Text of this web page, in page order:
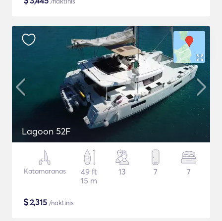
Lagoon 52F
Katamaranas
49 ft
15 m
13 7 7
$2,315 /naktinis